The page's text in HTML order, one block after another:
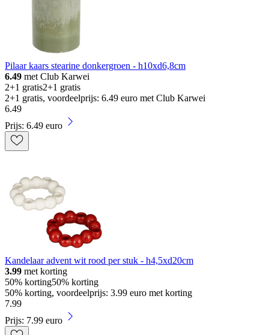
Pilaar kaars stearine donkergroen - h10xd6,8cm
6.49 met Club Karwei
2+1 gratis2+1 gratis
2+1 gratis, voordeelprijs: 6.49 euro met Club Karwei
6.49
Prijs: 6.49 euro
Kandelaar advent wit rood per stuk - h4,5xd20cm
3.99 met korting
50% korting50% korting
50% korting, voordeelprijs: 3.99 euro met korting
7.99
Prijs: 7.99 euro